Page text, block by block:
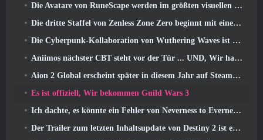
Die Avatare von RuneScape werden im größten visuellen Update des Spiels der letzten zehn Jahre überarbeitet
Die dritte Staffel von Zenless Zone Zero beginnt mit einer Reise zu einer Bangboo-Insel im Himmel, Und zur Steam-Plattform
Die Cyberpunk-Kollaboration von Wuthering Waves ist genau das, was ich mir von meinen Videospiel-Crossover-Events erwarte
Aniimos nächster CBT steht vor der Tür ... UND, Wir haben ein offizielles Startfenster
Aion 2 Global erscheint später in diesem Jahr auf Steam und Purple
Es ist offiziell, Wir bekommen Guild Wars 3
Ich dachte, es könnte ein Fehler von Neverness to Everness sein, das Porsche Collab Gacha Event so früh zu veranstalten, Aber ich habe mich geirrt
Der Trailer zum letzten Inhaltsupdate von Destiny 2 ist ein Aufschrei